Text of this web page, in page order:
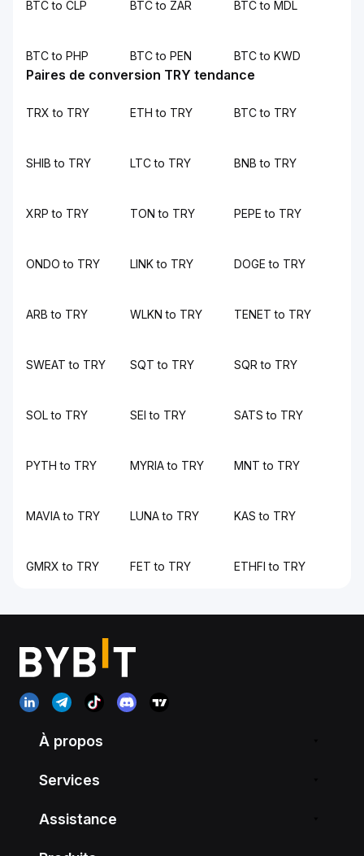
BTC to CLP BTC to ZAR BTC to MDL
BTC to PHP BTC to PEN BTC to KWD
Paires de conversion TRY tendance
TRX to TRY ETH to TRY BTC to TRY
SHIB to TRY LTC to TRY BNB to TRY
XRP to TRY TON to TRY PEPE to TRY
ONDO to TRY LINK to TRY DOGE to TRY
ARB to TRY WLKN to TRY TENET to TRY
SWEAT to TRY SQT to TRY SQR to TRY
SOL to TRY SEI to TRY SATS to TRY
PYTH to TRY MYRIA to TRY MNT to TRY
MAVIA to TRY LUNA to TRY KAS to TRY
GMRX to TRY FET to TRY ETHFI to TRY
À propos
Services
Assistance